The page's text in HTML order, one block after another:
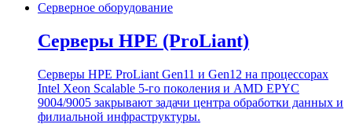
Серверное оборудование
Серверы HPE (ProLiant)
Серверы HPE ProLiant Gen11 и Gen12 на процессорах
Intel Xeon Scalable 5-го поколения и AMD EPYC
9004/9005 закрывают задачи центра обработки данных и
филиальной инфраструктуры.